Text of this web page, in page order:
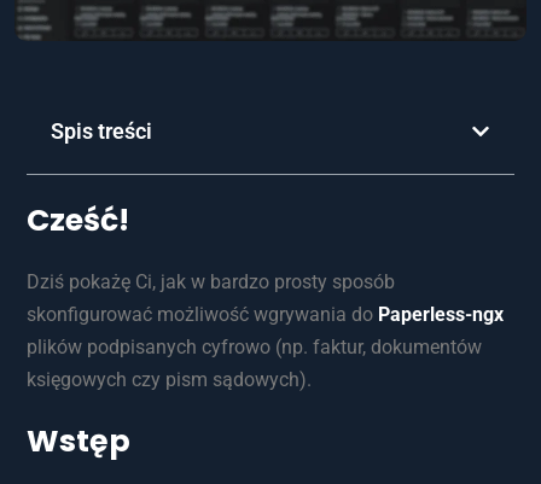
Spis treści
Cześć!
Dziś pokażę Ci, jak w bardzo prosty sposób
skonfigurować możliwość wgrywania do Paperless-ngx
plików podpisanych cyfrowo (np. faktur, dokumentów
księgowych czy pism sądowych).
Wstęp